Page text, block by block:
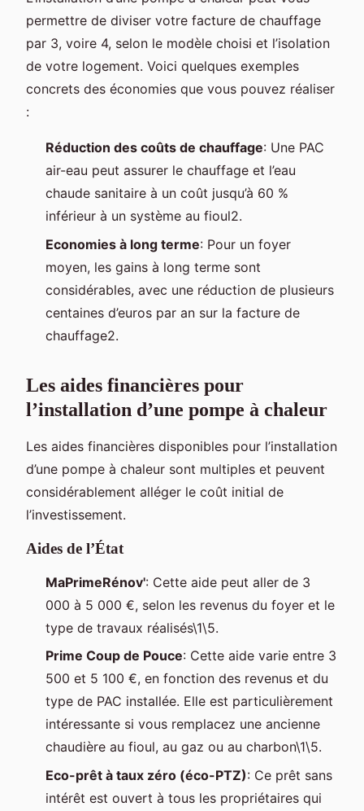
permettre de diviser votre facture de chauffage
par 3, voire 4, selon le modèle choisi et l’isolation
de votre logement. Voici quelques exemples
concrets des économies que vous pouvez réaliser
:
Réduction des coûts de chauffage: Une PAC
air-eau peut assurer le chauffage et l’eau
chaude sanitaire à un coût jusqu’à 60 %
inférieur à un système au fioul2.
Economies à long terme: Pour un foyer
moyen, les gains à long terme sont
considérables, avec une réduction de plusieurs
centaines d’euros par an sur la facture de
chauffage2.
Les aides financières pour
l’installation d’une pompe à chaleur
Les aides financières disponibles pour l’installation
d’une pompe à chaleur sont multiples et peuvent
considérablement alléger le coût initial de
l’investissement.
Aides de l’État
MaPrimeRénov': Cette aide peut aller de 3
000 à 5 000 €, selon les revenus du foyer et le
type de travaux réalisés\1\5.
Prime Coup de Pouce: Cette aide varie entre 3
500 et 5 100 €, en fonction des revenus et du
type de PAC installée. Elle est particulièrement
intéressante si vous remplacez une ancienne
chaudière au fioul, au gaz ou au charbon\1\5.
Eco-prêt à taux zéro (éco-PTZ): Ce prêt sans
intérêt est ouvert à tous les propriétaires qui